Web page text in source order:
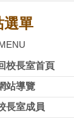
選單
校長室首頁
站導覽
長室成員